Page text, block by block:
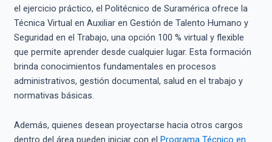
el ejercicio práctico, el Politécnico de Suramérica ofrece la
Técnica Virtual en Auxiliar en Gestión de Talento Humano y
Seguridad en el Trabajo, una opción 100 % virtual y flexible
que permite aprender desde cualquier lugar. Esta formación
brinda conocimientos fundamentales en procesos
administrativos, gestión documental, salud en el trabajo y
normativas básicas.
Además, quienes desean proyectarse hacia otros cargos
dentro del área pueden iniciar con el Programa Técnico en